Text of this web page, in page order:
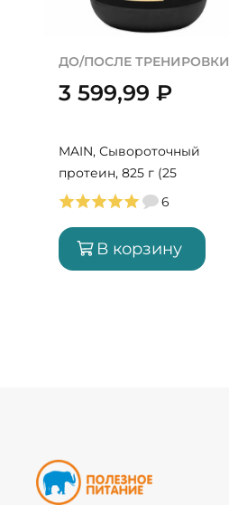
ДО/ПОСЛЕ ТРЕНИРОВКИ
3 599,99 ₽
MAIN, Сывороточный
протеин, 825 г (25
порций)
6
В корзину